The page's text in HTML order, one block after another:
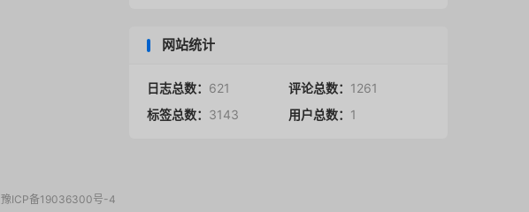
网站统计
日志总数： 621 评论总数： 1261
标签总数： 3143 用户总数： 1
豫ICP备19036300号-4